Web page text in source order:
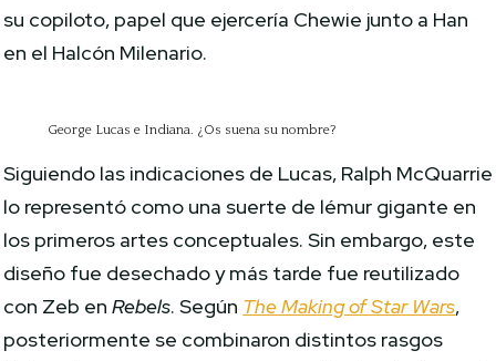
su copiloto, papel que ejercería Chewie junto a Han
en el Halcón Milenario.
George Lucas e Indiana. ¿Os suena su nombre?
Siguiendo las indicaciones de Lucas, Ralph McQuarrie
lo representó como una suerte de lémur gigante en
los primeros artes conceptuales. Sin embargo, este
diseño fue desechado y más tarde fue reutilizado
con Zeb enRebels. Según The Making of Star Wars,
posteriormente se combinaron distintos rasgos